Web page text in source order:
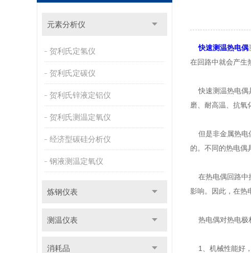
元素分析仪
贺利氏定氢仪
贺利氏定碳仪
贺利氏锌液定铝仪
贺利氏测温定氧仪
经济型碳硅分析仪
钢液测温定氧仪
炼钢仪表
测温仪表
消耗品
快速测温热电偶
在回路中就会产生
快速测温热电偶
磨、耐高温、抗氧
但是非金属热电
的。不同的热电偶
在热电偶回路中
影响。因此，在热
热电偶对热电极
1、机械性能好